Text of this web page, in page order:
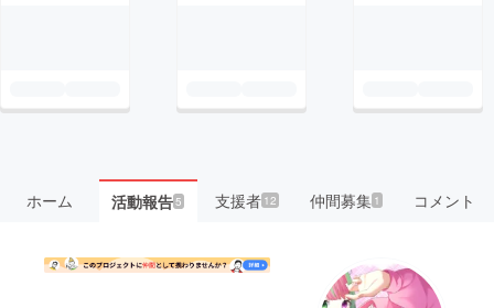
ホーム 活動報告5 支援者 12 仲間募集 1 コメント